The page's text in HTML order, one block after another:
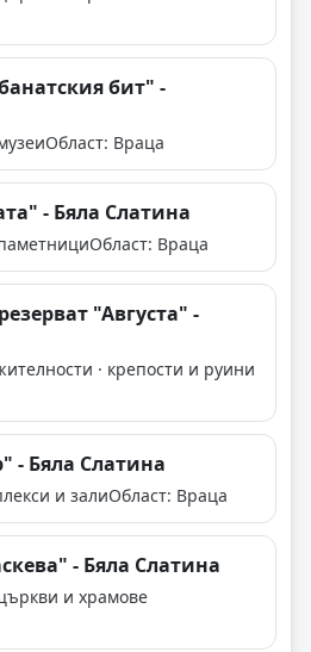
бит" -
Област: Враца
- Бяла Слатина
Област: Враца
"Августа" -
· крепости и руини
- Бяла Слатина
и залиОбласт: Враца
- Бяла Слатина
църкви и храмове